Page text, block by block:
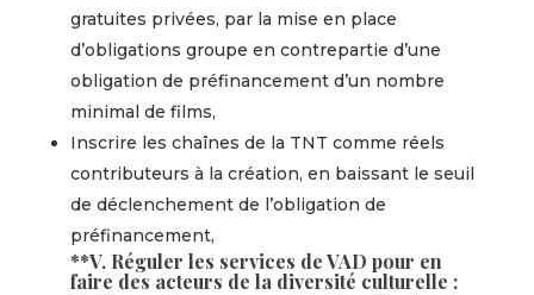
gratuites privées, par la mise en place
d’obligations groupe en contrepartie d’une
obligation de préfinancement d’un nombre
minimal de films,
Inscrire les chaînes de la TNT comme réels
contributeurs à la création, en baissant le seuil
de déclenchement de l’obligation de
préfinancement,
**V. Réguler les services de VAD pour en
faire des acteurs de la diversité culturelle :